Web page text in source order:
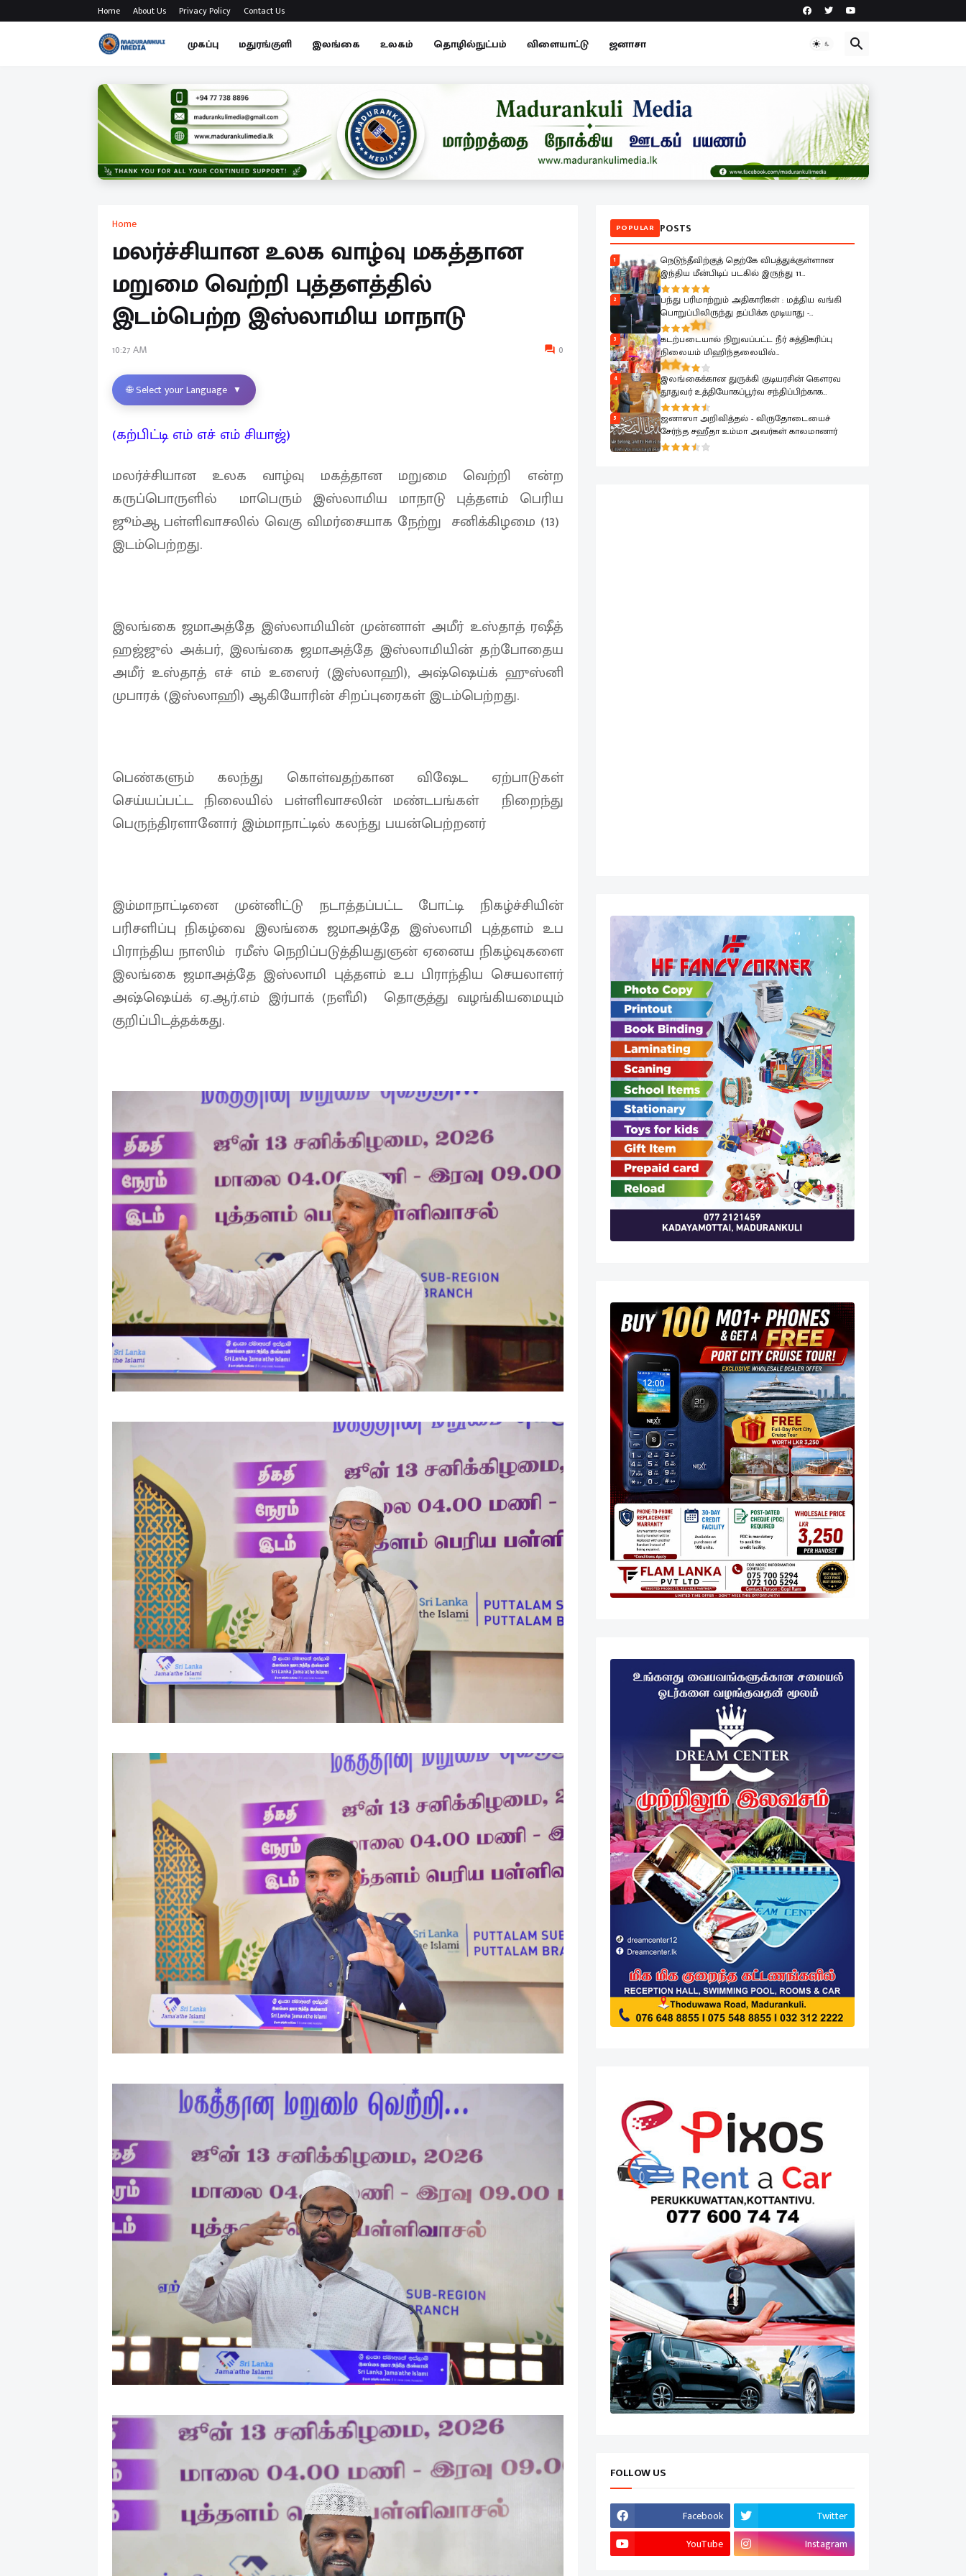
Home About Us Privacy Policy Contact Us
முகப்பு மதுரங்குளி இலங்கை உலகம் தொழில்நுட்பம் விளையாட்டு ஜனாசா
Home
மலர்ச்சியான உலக வாழ்வு மகத்தான
மறுமை வெற்றி புத்தளத்தில்
இடம்பெற்ற இஸ்லாமிய மாநாடு
10:27 AM 0
🌐 Select your Language ▼
(கற்பிட்டி எம் எச் எம் சியாஜ்)
மலர்ச்சியான உலக வாழ்வு மகத்தான மறுமை வெற்றி என்ற
கருப்பொருளில் மாபெரும் இஸ்லாமிய மாநாடு புத்தளம் பெரிய
ஜூம்ஆ பள்ளிவாசலில் வெகு விமர்சையாக நேற்று சனிக்கிழமை (13)
இடம்பெற்றது.
இலங்கை ஜமாஅத்தே இஸ்லாமியின் முன்னாள் அமீர் உஸ்தாத் ரஷீத்
ஹஜ்ஜுல் அக்பர், இலங்கை ஜமாஅத்தே இஸ்லாமியின் தற்போதைய
அமீர் உஸ்தாத் எச் எம் உஸைர் (இஸ்லாஹி), அஷ்ஷெய்க் ஹுஸ்னி
முபாரக் (இஸ்லாஹி) ஆகியோரின் சிறப்புரைகள் இடம்பெற்றது.
பெண்களும் கலந்து கொள்வதற்கான விஷேட ஏற்பாடுகள்
செய்யப்பட்ட நிலையில் பள்ளிவாசலின் மண்டபங்கள் நிறைந்து
பெருந்திரளானோர் இம்மாநாட்டில் கலந்து பயன்பெற்றனர்
இம்மாநாட்டினை முன்னிட்டு நடாத்தப்பட்ட போட்டி நிகழ்ச்சியின்
பரிசளிப்பு நிகழ்வை இலங்கை ஜமாஅத்தே இஸ்லாமி புத்தளம் உப
பிராந்திய நாஸிம் ரமீஸ் நெறிப்படுத்தியதுஞன் ஏனைய நிகழ்வுகளை
இலங்கை ஜமாஅத்தே இஸ்லாமி புத்தளம் உப பிராந்திய செயலாளர்
அஷ்ஷெய்க் ஏ.ஆர்.எம் இர்பாக் (நளீமி) தொகுத்து வழங்கியமையும்
குறிப்பிடத்தக்கது.
POPULAR POSTS
1
நெடுந்தீவிற்குத் தெற்கே விபத்துக்குள்ளான
இந்திய மீன்பிடிப் படகில் இருந்து 11
மீனவர்களை இலங்கை கடற்படை பாதுகாப்பாக
மீட்டது
2
பந்து பரிமாற்றும் அதிகாரிகள் : மத்திய வங்கி
பொறுப்பிலிருந்து தப்பிக்க முடியாது -
பாராளுமன்றத்தில் ரவூப் ஹக்கீம் ஆவேசம்
3
கடற்படையால் நிறுவப்பட்ட நீர் சுத்திகரிப்பு
நிலையம் மிஹிந்தலையில்
பொதுமக்களுக்காக கையளிக்கப்பட்டது
4
இலங்கைக்கான துருக்கி குடியரசின் கௌரவ
தூதுவர் உத்தியோகப்பூர்வ சந்திப்பிற்காக
கடற்படை தளபதியை சந்தித்தார்
5
ஜனாஸா அறிவித்தல் - விருதோடையைச்
சேர்ந்த சஹீதா உம்மா அவர்கள் காலமானார்
FOLLOW US
Facebook
Twitter
YouTube
Instagram